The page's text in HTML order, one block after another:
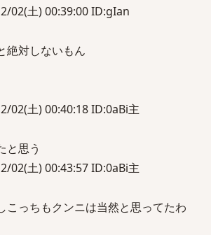
02(土) 00:39:00 ID:gIan
絶対しないもん
02(土) 00:40:18 ID:0aBi主
と思う
02(土) 00:43:57 ID:0aBi主
こっちもクンニは当然と思ってたわ